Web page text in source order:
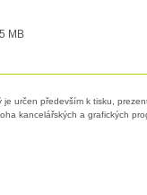
MB
určen především k tisku,
kancelářských a grafických